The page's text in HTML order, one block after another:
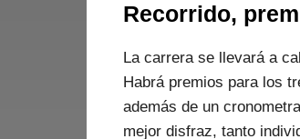
Recorrido,
La carrera se llevará a
Habrá premios para los
además de un
mejor disfraz, tanto